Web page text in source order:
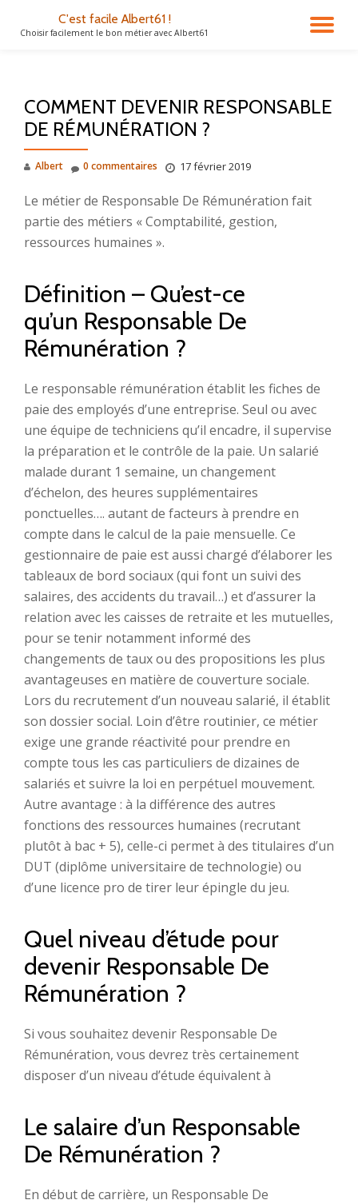
C'est facile Albert61 !
Choisir facilement le bon métier avec Albert61
COMMENT DEVENIR RESPONSABLE
DE RÉMUNÉRATION ?
Albert 17 février 2019
0 commentaires
Le métier de Responsable De Rémunération fait
partie des métiers « Comptabilité, gestion,
ressources humaines ».
Définition – Qu’est-ce
qu’un Responsable De
Rémunération ?
Le responsable rémunération établit les fiches de
paie des employés d’une entreprise. Seul ou avec
une équipe de techniciens qu’il encadre, il supervise
la préparation et le contrôle de la paie. Un salarié
malade durant 1 semaine, un changement
d’échelon, des heures supplémentaires
ponctuelles…. autant de facteurs à prendre en
compte dans le calcul de la paie mensuelle. Ce
gestionnaire de paie est aussi chargé d’élaborer les
tableaux de bord sociaux (qui font un suivi des
salaires, des accidents du travail…) et d’assurer la
relation avec les caisses de retraite et les mutuelles,
pour se tenir notamment informé des
changements de taux ou des propositions les plus
avantageuses en matière de couverture sociale.
Lors du recrutement d’un nouveau salarié, il établit
son dossier social. Loin d’être routinier, ce métier
exige une grande réactivité pour prendre en
compte tous les cas particuliers de dizaines de
salariés et suivre la loi en perpétuel mouvement.
Autre avantage : à la différence des autres
fonctions des ressources humaines (recrutant
plutôt à bac + 5), celle-ci permet à des titulaires d’un
DUT (diplôme universitaire de technologie) ou
d’une licence pro de tirer leur épingle du jeu.
Quel niveau d’étude pour
devenir Responsable De
Rémunération ?
Si vous souhaitez devenir Responsable De
Rémunération, vous devrez très certainement
disposer d’un niveau d’étude équivalent à
Le salaire d’un Responsable
De Rémunération ?
En début de carrière, un Responsable De